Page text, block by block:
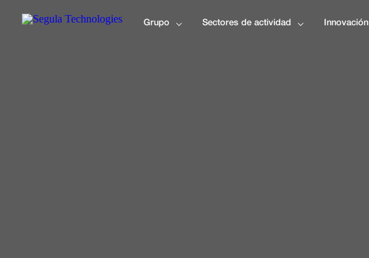
Grupo Sectores de actividad Innovación